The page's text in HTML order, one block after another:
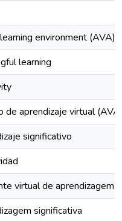
environment (AVA)
learning
de aprendizaje virtual
significativo
virtual de aprendizagem
significativa